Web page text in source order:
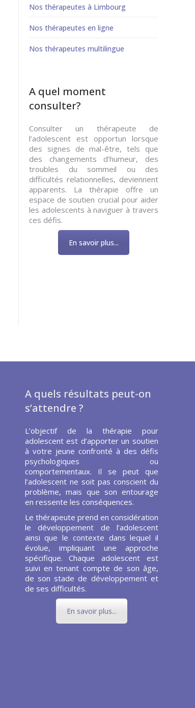
Nos thérapeutes à Limbourg
Nos thérapeutes en ligne
Nos thérapeutes multilingue
A quel moment
consulter?
Consulter un thérapeute de
l’adolescent est opportun lorsque
des signes de mal-être, tels que
des changements d’humeur, des
troubles du sommeil ou des
difficultés relationnelles, deviennent
apparents. La thérapie offre un
espace de soutien crucial pour aider
les adolescents à naviguer à travers
ces défis.
En savoir plus...
A quels résultats peut-on
s’attendre ?
L’objectif de la thérapie pour
adolescent est d’apporter un soutien
à votre jeune confronté à des défis
psychologiques ou
comportementaux. Il se peut que
l’adolescent ne soit pas conscient du
problème, mais que son entourage
en ressente les conséquences.
Le thérapeute prend en considération
le développement de l’adolescent
ainsi que le contexte dans lequel il
évolue, impliquant une approche
spécifique. Chaque adolescent est
suivi en tenant compte de son âge,
de son stade de développement et
de ses difficultés.
En savoir plus...